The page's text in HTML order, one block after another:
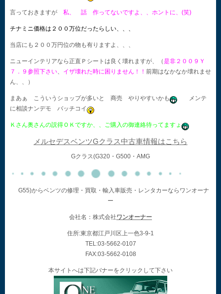
言っておきますが 私、 話 作ってないですよ、、ホントに、(笑)
チナミニ価格は２００万位だったらしい、、、
当店にも２００万円位の物も有りますよ、、、
ニューインテリアなら正直Ｐシートは良く壊れますが、（是非２００９Ｙ
７．９参照下さい、 イザ壊れた時に困りません！！ 前期はなかなか壊れませ
ん、、）
まあぁ こういうショップが多いと 商売 やりやすいかも
メンテ
に相談ナンデモ バッチコイ
Ｋさん奥さんの説得ＯＫですか、、ご購入の御連絡待ってますょ
メルセデスベンツGクラス中古車情報はこちら
Gクラス(G320・G500・AMG
G55)からベンツの修理・買取・輸入車販売・レンタカーならワンオーナ
ー
会社名：株式会社ワンオーナー
住所:東京都江戸川区上一色3-9-1
TEL:03-5662-0107
FAX:03-5662-0108
本サイトへは下記バナーをクリックして下さい